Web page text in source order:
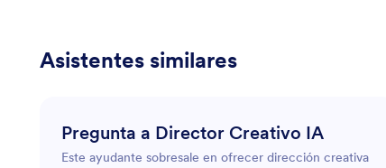
Asistentes similares
Pregunta a Director Creativo IA
Este ayudante sobresale en ofrecer dirección creativa